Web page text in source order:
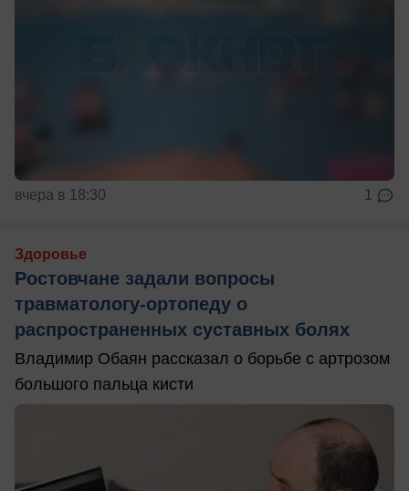
вчера в 18:30 1
Здоровье
Ростовчане задали вопросы
травматологу-ортопеду о
распространенных суставных болях
Владимир Обаян рассказал о борьбе с артрозом
большого пальца кисти